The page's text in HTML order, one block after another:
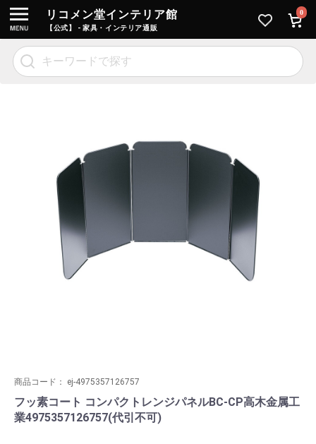
リコメン堂インテリア館
【公式】 - 家具・インテリア通販
0
商品コード： ej-4975357126757
フッ素コート コンパクトレンジパネルBC-CP高木金属工
業4975357126757(代引不可)